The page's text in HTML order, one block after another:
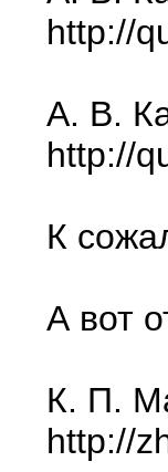
http://
А. В.
http://
К
А вот
К. П.
http://